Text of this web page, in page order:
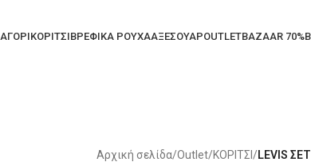
ΑΓΟΡΙΚΟΡΙΤΣΙΒΡΕΦΙΚΑ ΡΟΥΧΑΑΞΕΣΟΥΑΡOUTLETBAZAAR 70%
Αρχική σελίδα/Outlet/ΚΟΡΙΤΣΙ /LEVIS ΣΕΤ